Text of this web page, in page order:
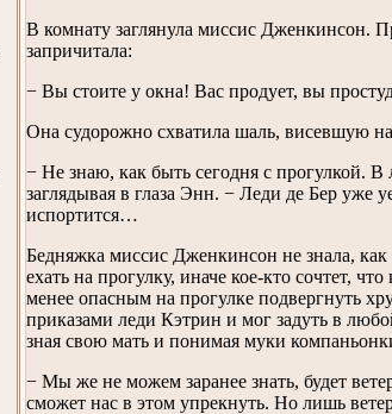
В комнату заглянула миссис Дженкинсон.
запричитала:
− Вы стоите у окна! Вас продует, вы
Она судорожно схватила шаль, висевшую
− Не знаю, как быть сегодня с прогулкой.
заглядывая в глаза Энн. − Леди де Бер уже
испортится…
Бедняжка миссис Дженкинсон не знала,
ехать на прогулку, иначе кое-кто сочтет,
менее опасным на прогулке подвергнуть
приказами леди Кэтрин и мог задуть в
зная свою мать и понимая муки
− Мы же не можем заранее знать, будет
сможет нас в этом упрекнуть. Но лишь